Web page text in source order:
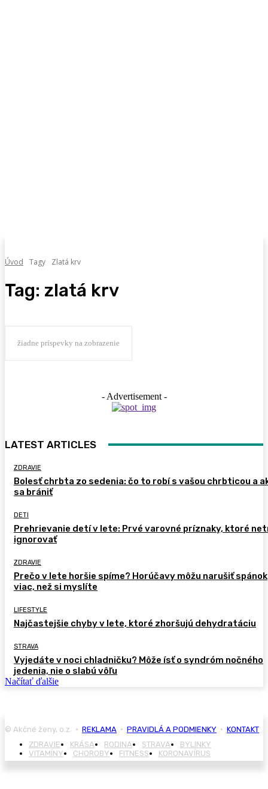
Úvod Tagy Zlatá krv
Tag: zlatá krv
žiadne príspevky na zobrazenie
- Advertisement -
LATEST ARTICLES
ZDRAVIE
Bolesť chrbta zo sedenia: čo to robí s vašou chrbticou a
sa brániť
DETI
Prehrievanie detí v lete: Prvé varovné príznaky, ktoré
ignorovať
ZDRAVIE
Prečo v lete horšie spíme? Horúčavy môžu narušiť spánok
viac, než si myslíte
LIFESTYLE
Najčastejšie chyby v lete, ktoré zhoršujú dehydratáciu
STRAVA
Vyjedáte v noci chladničku? Môže ísť o syndróm nočného
jedenia, nie o slabú vôľu
Načítať ďalšie
© Akčné ženy, o.z. • REKLAMA • PRAVIDLÁ A PODMIENKY • KONTAKT
ZDRAVIE
KRÁSA RODINA STRAVA
BYLINKY
VITAMÍNY
CHOROBY FITNESS KORONAVÍRUS